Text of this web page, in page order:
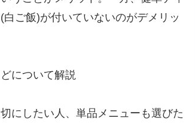
ご飯)が付いていないのがデメリッ
について解説
にしたい人、単品メニューも選びた